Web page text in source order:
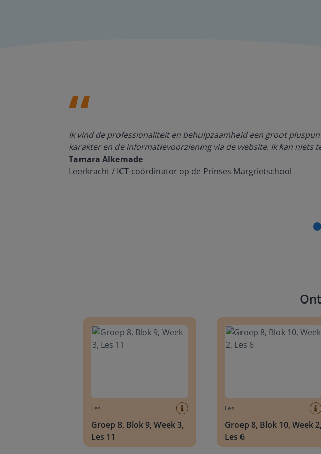
Ik vind de professionaliteit en behulpzaamheid een groot
karakter en de informatievoorziening via de website. Ik kan niets
Tamara Alkemade
Leerkracht / ICT-coördinator op de Prinses Margrietschool
Les
Groep 8, Blok 9, Week 3,
Les 11
Les
Groep 8, Blok 10, Week 2,
Les 6